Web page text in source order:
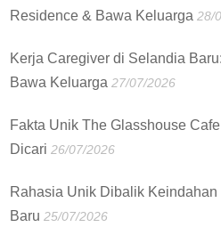
Residence & Bawa Keluarga 28/
Kerja Caregiver di Selandia
Bawa Keluarga 27/07/2026
Fakta Unik The Glasshouse
Dicari 26/07/2026
Rahasia Unik Dibalik
Baru 25/07/2026